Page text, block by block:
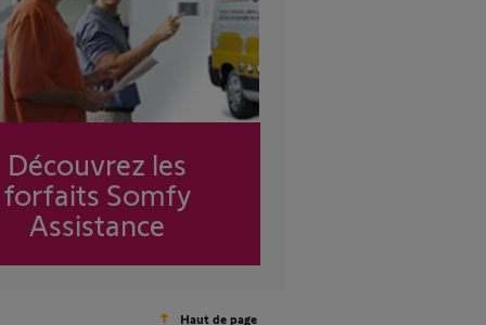
Découvrez les
forfaits Somfy
Assistance
Haut de page